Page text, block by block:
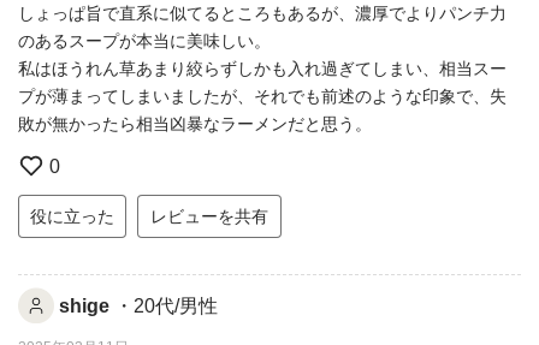
しょっぱ旨で直系に似てるところもあるが、濃厚でよりパンチ力
のあるスープが本当に美味しい。
私はほうれん草あまり絞らずしかも入れ過ぎてしまい、相当スー
プが薄まってしまいましたが、それでも前述のような印象で、失
敗が無かったら相当凶暴なラーメンだと思う。
0
役に立った レビューを共有
shige ・20代/男性